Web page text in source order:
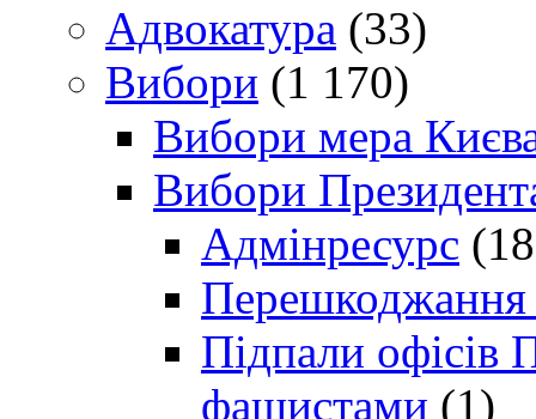
Адвокатура (33)
Вибори (1 170)
Вибори мера
Вибори
Адмінресурс
Перешкоджання
Підпали офісів
фашистами (1)